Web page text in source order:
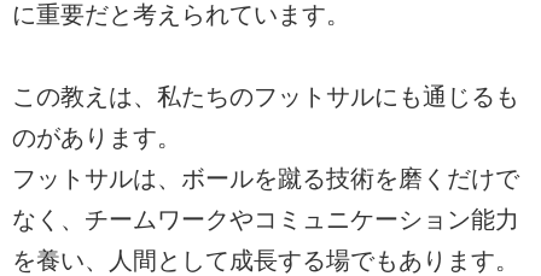
に重要だと考えられています。
この教えは、私たちのフットサルにも通じるも
のがあります。
フットサルは、ボールを蹴る技術を磨くだけで
なく、チームワークやコミュニケーション能力
を養い、人間として成長する場でもあります。